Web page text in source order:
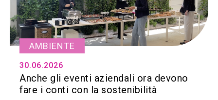
AMBIENTE
30.06.2026
Anche gli eventi aziendali ora devono
fare i conti con la sostenibilità